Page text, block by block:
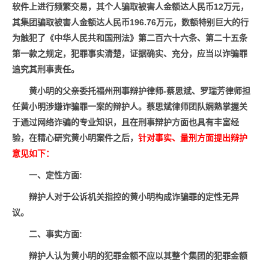
软件上进行频繁交易，其个人骗取被害人金额达人民币12万元，
其集团骗取被害人金额达人民币196.76万元，数额特别巨大的行
为触犯了《中华人民共和国刑法》第二百六十六条、第二十五条
第一款之规定，犯罪事实清楚，证据确实、充分，应当以诈骗罪
追究其刑事责任。
黄小明的父亲委托福州刑事辩护律师-蔡思斌、罗瑞芳律师担
任黄小明涉嫌诈骗罪一案的辩护人。 蔡思斌律师团队娴熟掌握关
于通过网络诈骗的专业知识， 且 在刑事辩护方面也具有丰富经
验， 在精心研究黄小明案件之后， 针对事实、量刑方面提出辩护
意见如下：
一、定性方面:
辩护人对于公诉机关指控的黄小明构成诈骗罪的定性无异
议。
二、事实方面:
辩护人认为黄小明的犯罪金额不应以其整个集团的犯罪金额